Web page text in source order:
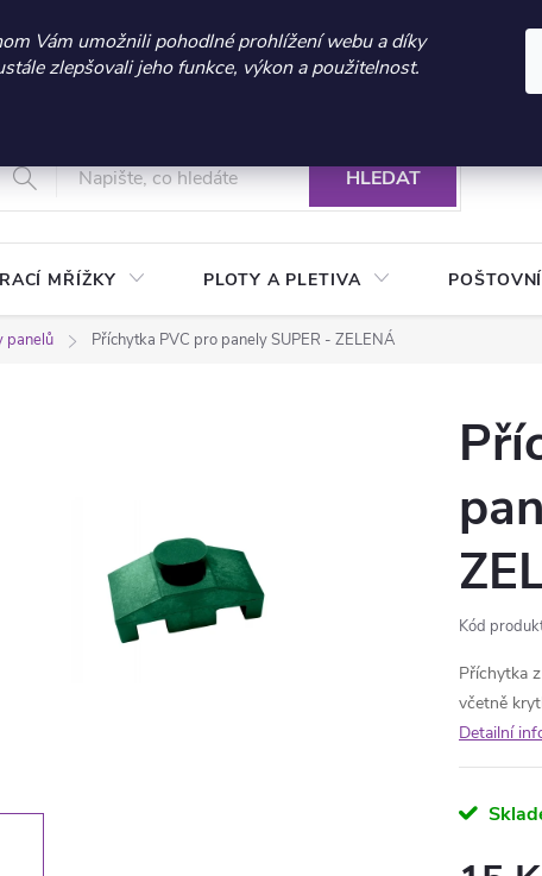
300 Kč při nákupu nad 3.000 Kč | Platnost do 21.9.2026 ⏰ |
Vám umožnili pohodlné prohlížení webu a díky
zlepšovali jeho funkce, výkon a použitelnost.
+420 604 269 200
a reklamace zboží Podmínky ochrany osobních údajů
HLEDAT
MŘÍŽKY PLOTY A PLETIVA
panelů Příchytka PVC pro panely SUPER - ZELENÁ
Kód
Příchytka
včetně
Detailní